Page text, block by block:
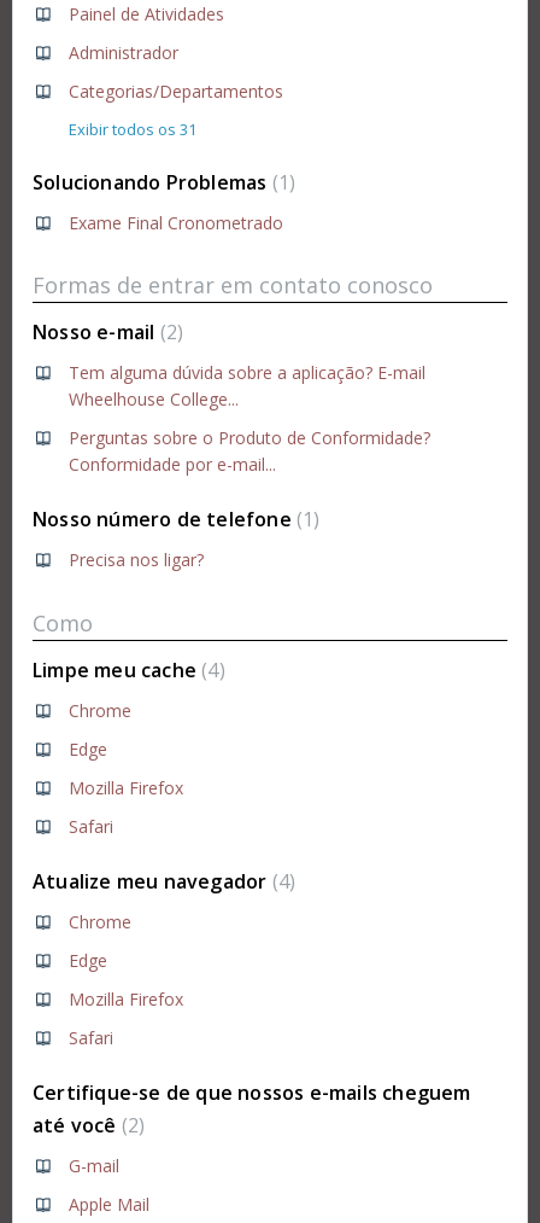
Painel de Atividades
Administrador
Categorias/Departamentos
Exibir todos os 31
Solucionando Problemas 1
Exame Final Cronometrado
Formas de entrar em contato conosco
Nosso e-mail 2
Tem alguma dúvida sobre a aplicação? E-mail
Wheelhouse College...
Perguntas sobre o Produto de Conformidade?
Conformidade por e-mail...
Nosso número de telefone 1
Precisa nos ligar?
Como
Limpe meu cache 4
Chrome
Edge
Mozilla Firefox
Safari
Atualize meu navegador 4
Chrome
Edge
Mozilla Firefox
Safari
Certifique-se de que nossos e-mails cheguem
até você 2
G-mail
Apple Mail